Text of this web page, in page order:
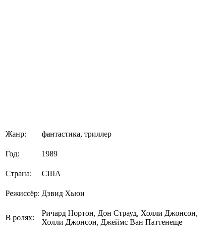
Жанр: фантастика, триллер
Год: 1989
Страна: США
Режиссёр: Дэвид Хьюи
В ролях:
Ричард Нортон, Дон Страуд, Холли Джонсон,
Холли Джонсон, Джеймс Ван Паттенеще